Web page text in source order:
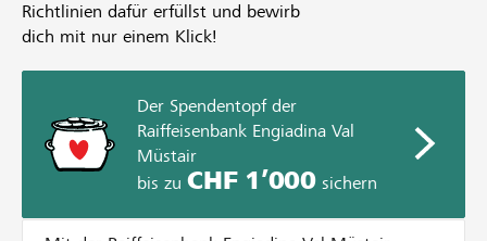
Richtlinien dafür erfüllst und bewirb
dich mit nur einem Klick!
Der Spendentopf der
Raiffeisenbank Engiadina Val
Müstair
bis zu CHF 1’000sichern